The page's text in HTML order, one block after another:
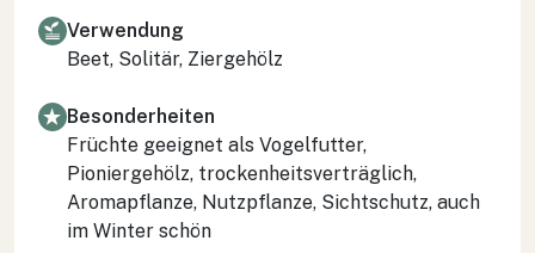
Verwendung
Beet, Solitär, Ziergehölz
Besonderheiten
Früchte geeignet als Vogelfutter,
Pioniergehölz, trockenheitsverträglich,
Aromapflanze, Nutzpflanze, Sichtschutz, auch
im Winter schön